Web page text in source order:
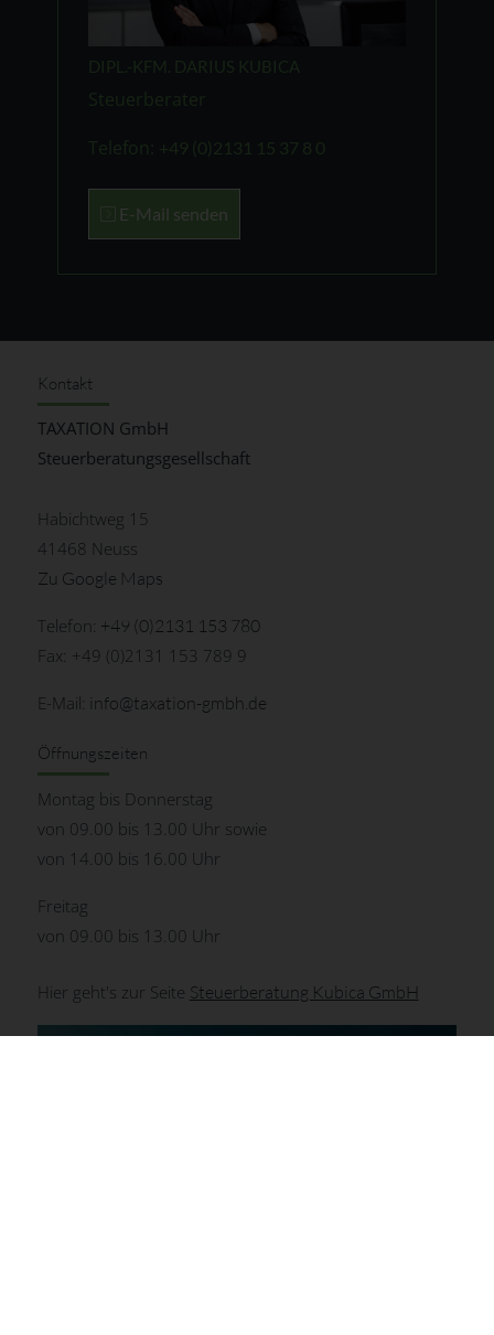
DIPL.-KFM. DARIUS KUBICA
Steuerberater
Telefon: +49 (0)2131 15 37 8 0
E-Mail senden
Kontakt
TAXATION GmbH
Steuerberatungsgesellschaft
Habichtweg 15
41468 Neuss
Zu Google Maps
Telefon: +49 (0)2131 153 780
Fax: +49 (0)2131 153 789 9
E-Mail: info@taxation-gmbh.de
Öffnungszeiten
Montag bis Donnerstag
von 09.00 bis 13.00 Uhr sowie
von 14.00 bis 16.00 Uhr
Freitag
von 09.00 bis 13.00 Uhr
Hier geht's zur Seite Steuerberatung Kubica GmbH